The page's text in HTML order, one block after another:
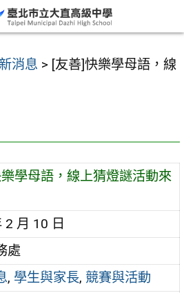
消息 > [友善]快樂學母語，線
學母語，線上猜燈謎活動來
2 月 10 日
處
, 學生與家長, 競賽與活動